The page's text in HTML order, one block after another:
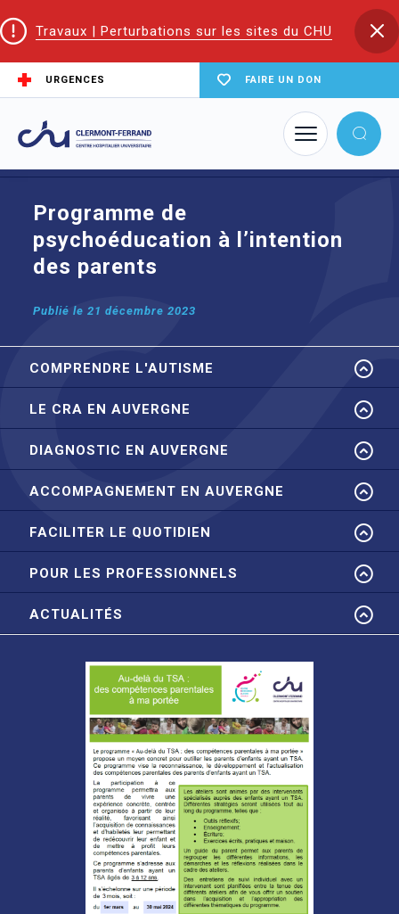
Travaux | Perturbations sur les sites du CHU
URGENCES FAIRE UN DON
Accueil
Le CRA en Auvergne
Programme de psychoéducation à l’intention des parents
Programme de
psychoéducation à l’intention
des parents
Publié le21 décembre 2023
COMPRENDRE L'AUTISME
LE CRA EN AUVERGNE
DIAGNOSTIC EN AUVERGNE
ACCOMPAGNEMENT EN AUVERGNE
FACILITER LE QUOTIDIEN
POUR LES PROFESSIONNELS
ACTUALITÉS